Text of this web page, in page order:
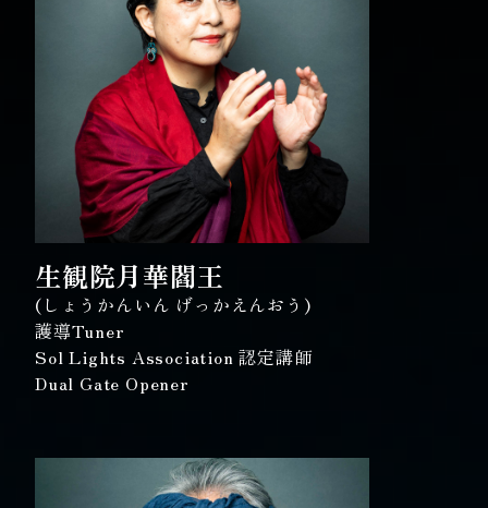
生観院月華閻王
(しょうかんいん げっかえんおう)
護導Tuner
Sol Lights Association 認定講師
Dual Gate Opener